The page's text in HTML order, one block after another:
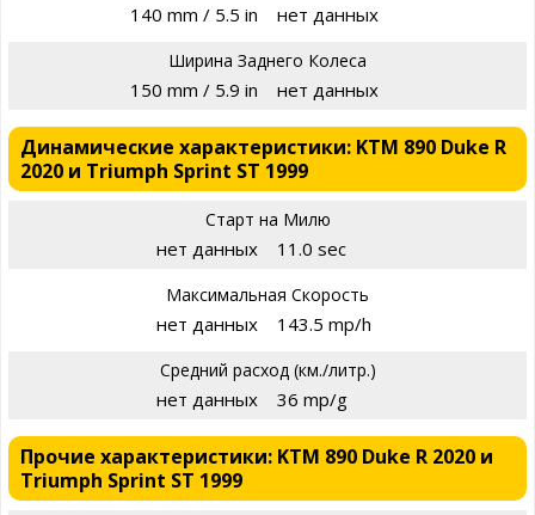
140 mm / 5.5 in нет данных
Ширина Заднего Колеса
150 mm / 5.9 in нет данных
Динамические характеристики: KTM 890 Duke R
2020 и Triumph Sprint ST 1999
Старт на Милю
нет данных 11.0 sec
Максимальная Скорость
нет данных 143.5 mp/h
Средний расход (км./литр.)
нет данных 36 mp/g
Прочие характеристики: KTM 890 Duke R 2020 и
Triumph Sprint ST 1999